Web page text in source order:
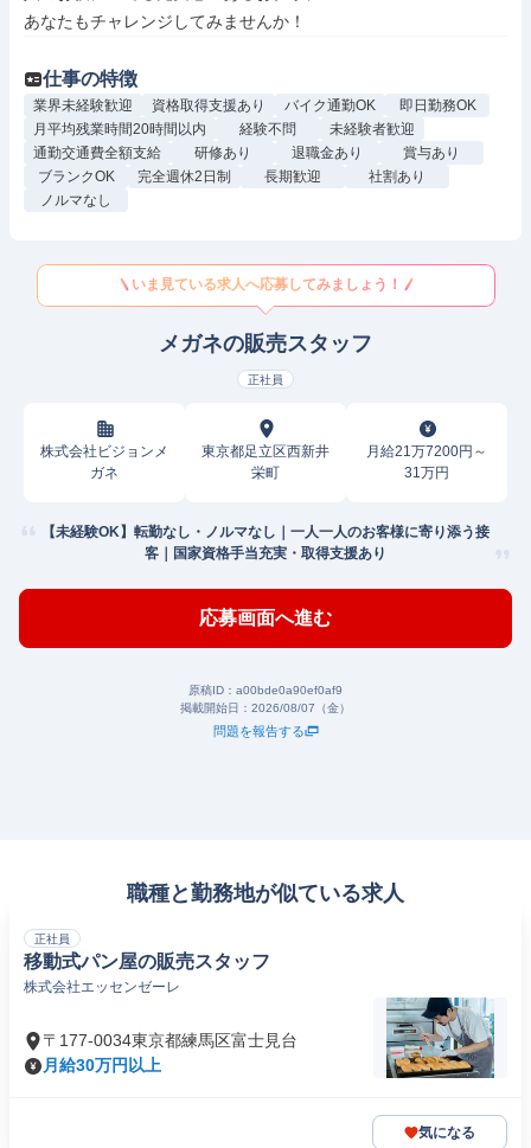
あなたもチャレンジしてみませんか！
仕事の特徴
業界未経験歓迎 資格取得支援あり バイク通勤OK
即日勤務OK
月平均残業時間20時間以内
経験不問
未経験者歓迎
通勤交通費全額支給
研修あり 退職金あり
賞与あり
ブランクOK
完全週休2日制 長期歓迎
社割あり
ノルマなし
いま見ている求人へ応募してみましょう！
メガネの販売スタッフ
正社員
株式会社ビジョンメ
ガネ
東京都足立区西新井
栄町
月給21万7200円～
31万円
【未経験OK】転勤なし・ノルマなし｜一人一人のお客様に寄り添う接
客｜国家資格手当充実・取得支援あり
応募画面へ進む
原稿ID： a00bde0a90ef0af9
掲載開始日： 2026/08/07（金）
問題を報告する
職種と勤務地が似ている求人
正社員
移動式パン屋の販売スタッフ
株式会社エッセンゼーレ
〒177-0034東京都練馬区富士見台
月給30万円以上
気になる